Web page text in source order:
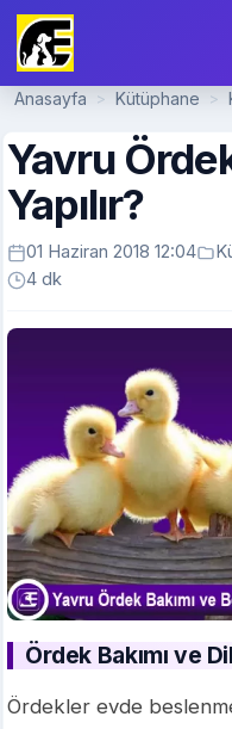
Anasayfa > Kütüphane >
Yavru
Yapılır?
01 Haziran 2018 12:04
4 dk
Ördek Bakımı ve
Ördekler evde